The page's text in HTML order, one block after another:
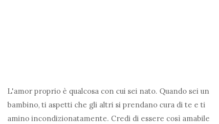
L'amor proprio è qualcosa con cui sei nato. Quando sei un
bambino, ti aspetti che gli altri si prendano cura di te e ti
amino incondizionatamente. Credi di essere così amabile